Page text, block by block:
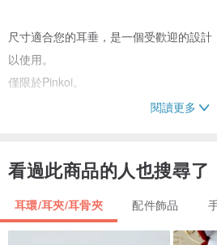
尺寸適合您的耳垂，是一個受歡迎的設
以使用。
僅限於Pinkoi。
不銹鋼立柱
閱讀更多
看過此商品的人也搜尋了
耳環/耳夾/耳骨夾 配件飾品